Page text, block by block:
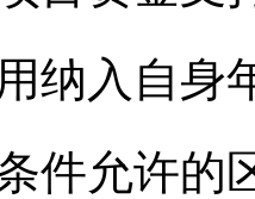
纳入自身
件允许的